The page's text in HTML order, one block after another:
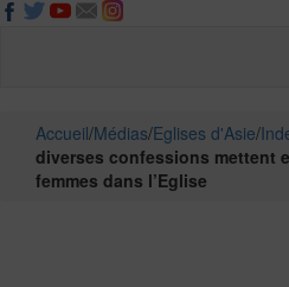
Accueil/Médias/Eglises d'Asie/
diverses confessions mettent
femmes dans l’Eglise